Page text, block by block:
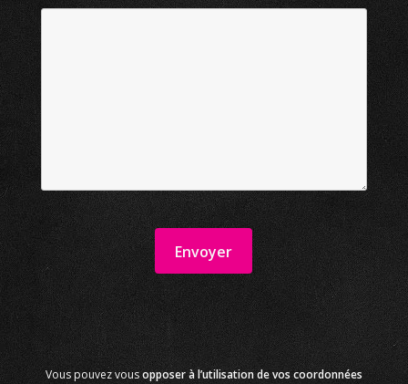
Vous pouvez vousopposer à l’utilisation de vos coordonnées